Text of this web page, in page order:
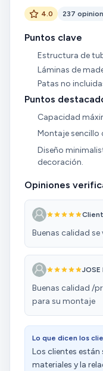
4.0 237
Puntos clave
Estructura de
Láminas de
Patas no
Puntos
Capacidad
Montaje sencillo
Diseño
decoración.
Opiniones
Buenas calidad se
JOSE
Buenas calidad /
para su montaje
Lo que dicen los
Los clientes
materiales y la